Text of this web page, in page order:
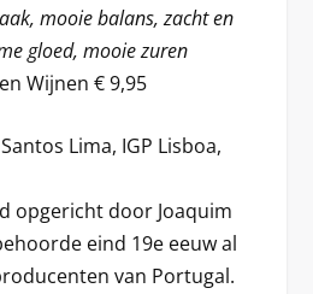
mooie balans, zacht en
gloed, mooie zuren
Wijnen € 9,95
Lima, IGP Lisboa,
opgericht door Joaquim
eind 19e eeuw al
van Portugal.